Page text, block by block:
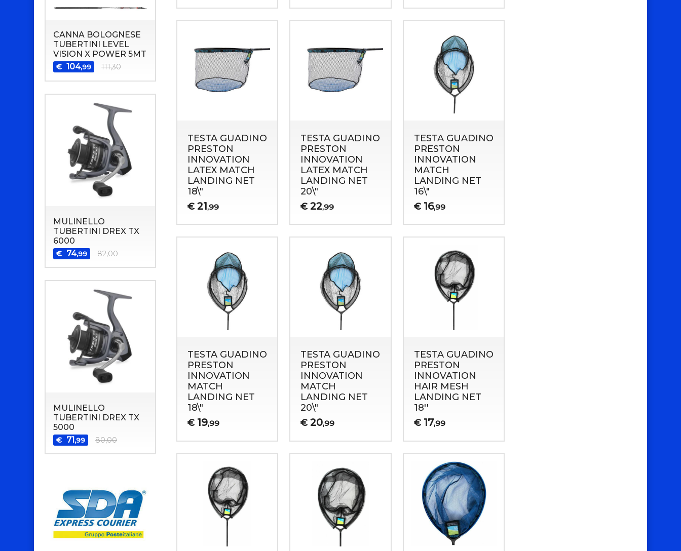
TESTA GUADINO
PRESTON
INNOVATION
LATEX MATCH
LANDING NET
18\"
€ 21,99
TESTA GUADINO
PRESTON
INNOVATION
LATEX MATCH
LANDING NET
20\"
€ 22,99
TESTA GUADINO
PRESTON
INNOVATION
MATCH
LANDING NET
16\"
€ 16,99
TESTA GUADINO
PRESTON
INNOVATION
MATCH
LANDING NET
18\"
€ 19,99
TESTA GUADINO
PRESTON
INNOVATION
MATCH
LANDING NET
20\"
€ 20,99
TESTA GUADINO
PRESTON
INNOVATION
HAIR MESH
LANDING NET
18''
€ 17,99
CANNA BOLOGNESE
TUBERTINI LEVEL
VISION X POWER 5MT
€ 104,99 111,30
MULINELLO
TUBERTINI DREX TX
6000
€ 74,99 82,00
MULINELLO
TUBERTINI DREX TX
5000
€ 71,99 80,00